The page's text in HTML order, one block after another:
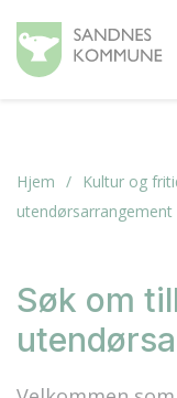
Hjem Kultur og
utendørsarrangement
Søk om